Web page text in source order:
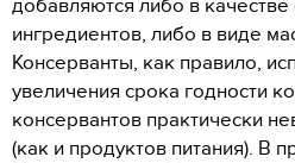
добавляются либо в
ингредиентов, либо в виде
Консерванты, как правило,
увеличения срока годности
консервантов практически
(как и продуктов питания). В